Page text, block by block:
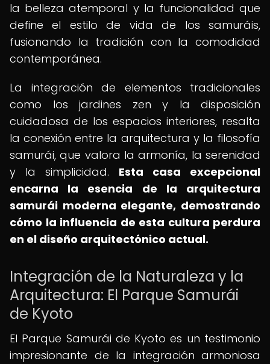
la belleza atemporal y la funcionalidad que
define el estilo de vida de los samuráis,
fusionando la tradición con la comodidad
contemporánea.
La integración de elementos tradicionales
como los jardines zen y la disposición
cuidadosa de los espacios interiores, resalta
la conexión entre la arquitectura y la filosofía
samurái, que valora la armonía, la serenidad
y la simplicidad. Esta casa excepcional
encarna la esencia de la arquitectura
samurái moderna elegante, demostrando
cómo la influencia de esta cultura perdura
en el diseño arquitectónico actual.
Integración de la Naturaleza y la
Arquitectura: El Parque Samurái
de Kyoto
El Parque Samurái de Kyoto es un testimonio
impresionante de la integración armoniosa